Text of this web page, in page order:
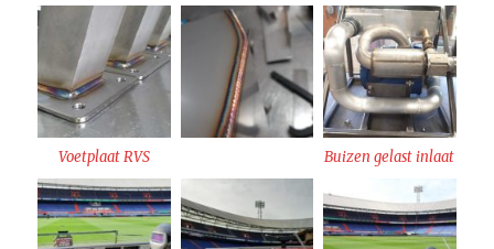
Voetplaat RVS Buizen gelast inlaat